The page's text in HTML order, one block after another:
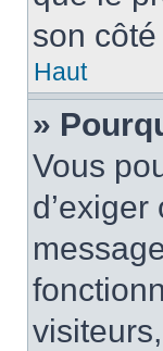
son
Haut
»
Vous